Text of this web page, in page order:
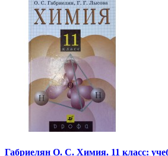
Габриелян О. С. Химия. 11 класс: